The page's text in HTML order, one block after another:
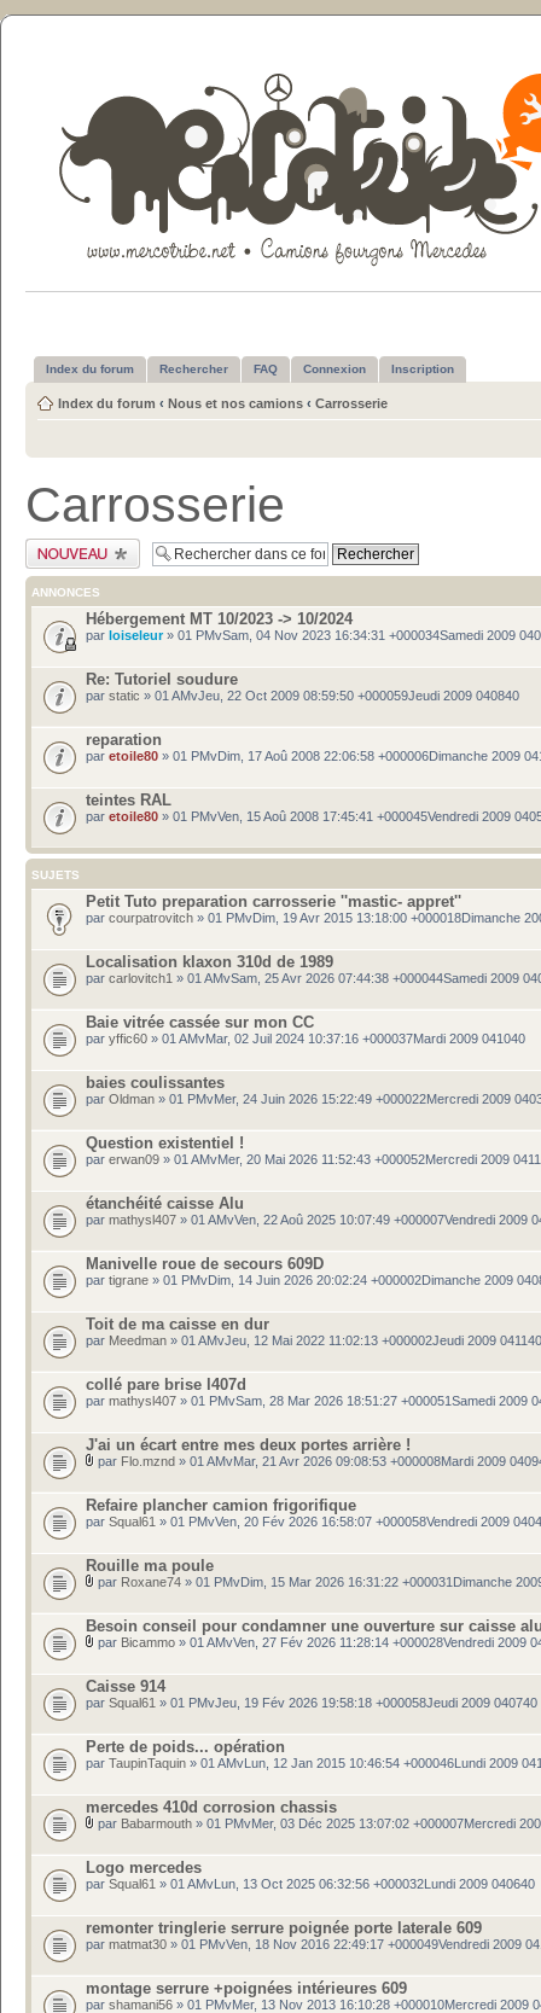
Index du forum Rechercher FAQ Connexion Inscription
Index du forum ‹ Nous et nos camions ‹ Carrosserie
Carrosserie
Publier un nouveau
sujet
ANNONCES
Hébergement MT 10/2023 -> 10/2024
par loiseleur» 01 PMvSam, 04 Nov 2023 16:34:31 +000034Samedi 2009
Re: Tutoriel soudure
par static » 01 AMvJeu, 22 Oct 2009 08:59:50 +000059Jeudi 2009 040840
reparation
par etoile80 » 01 PMvDim, 17 Aoû 2008 22:06:58 +000006Dimanche 2009
teintes RAL
par etoile80 » 01 PMvVen, 15 Aoû 2008 17:45:41 +000045Vendredi 2009
SUJETS
Petit Tuto preparation carrosserie ''mastic- appret''
par courpatrovitch » 01 PMvDim, 19 Avr 2015 13:18:00 +000018Dimanche
Localisation klaxon 310d de 1989
par carlovitch1 » 01 AMvSam, 25 Avr 2026 07:44:38 +000044Samedi 2009
Baie vitrée cassée sur mon CC
par yffic60 » 01 AMvMar, 02 Juil 2024 10:37:16 +000037Mardi 2009 041040
baies coulissantes
par Oldman » 01 PMvMer, 24 Juin 2026 15:22:49 +000022Mercredi 2009
Question existentiel !
par erwan09 » 01 AMvMer, 20 Mai 2026 11:52:43 +000052Mercredi 2009
étanchéité caisse Alu
par mathysl407 » 01 AMvVen, 22 Aoû 2025 10:07:49 +000007Vendredi 2009
Manivelle roue de secours 609D
par tigrane » 01 PMvDim, 14 Juin 2026 20:02:24 +000002Dimanche 2009
Toit de ma caisse en dur
par Meedman » 01 AMvJeu, 12 Mai 2022 11:02:13 +000002Jeudi 2009 041140
collé pare brise l407d
par mathysl407 » 01 PMvSam, 28 Mar 2026 18:51:27 +000051Samedi 2009
J'ai un écart entre mes deux portes arrière !
par Flo.mznd » 01 AMvMar, 21 Avr 2026 09:08:53 +000008Mardi 2009
Refaire plancher camion frigorifique
par Squal61 » 01 PMvVen, 20 Fév 2026 16:58:07 +000058Vendredi 2009
Rouille ma poule
par Roxane74 » 01 PMvDim, 15 Mar 2026 16:31:22 +000031Dimanche
Besoin conseil pour condamner une ouverture sur caisse
par Bicammo » 01 AMvVen, 27 Fév 2026 11:28:14 +000028Vendredi 2009
Caisse 914
par Squal61 » 01 PMvJeu, 19 Fév 2026 19:58:18 +000058Jeudi 2009 040740
Perte de poids... opération
par TaupinTaquin » 01 AMvLun, 12 Jan 2015 10:46:54 +000046Lundi 2009
mercedes 410d corrosion chassis
par Babarmouth » 01 PMvMer, 03 Déc 2025 13:07:02 +000007Mercredi
Logo mercedes
par Squal61 » 01 AMvLun, 13 Oct 2025 06:32:56 +000032Lundi 2009 040640
remonter tringlerie serrure poignée porte laterale 609
par matmat30 » 01 PMvVen, 18 Nov 2016 22:49:17 +000049Vendredi 2009
montage serrure +poignées intérieures 609
par shamani56 » 01 PMvMer, 13 Nov 2013 16:10:28 +000010Mercredi 2009